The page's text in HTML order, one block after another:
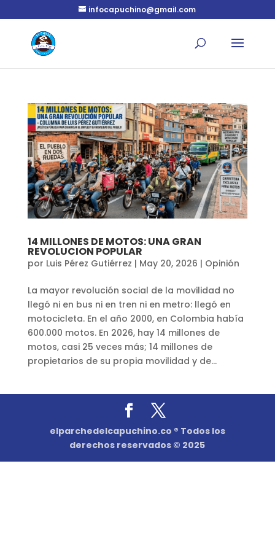
infocapuchino@gmail.com
14 MILLONES DE MOTOS: UNA GRAN
REVOLUCION POPULAR
por Luis Pérez Gutiérrez | May 20, 2026 | Opinión
La mayor revolución social de la movilidad no
llegó ni en bus ni en tren ni en metro: llegó en
motocicleta. En el año 2000, en Colombia había
600.000 motos. En 2026, hay 14 millones de
motos, casi 25 veces más; 14 millones de
propietarios de su propia movilidad y de...
elparchedelcapuchino.co ® Todos los
derechos reservados © 2025